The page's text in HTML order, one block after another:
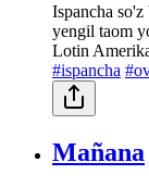
Ispancha
yengil taom
Lotin
#ispancha
Mañana